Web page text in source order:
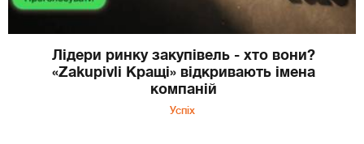
Лідери ринку закупівель - хто вони?
«Zakupivli Кращі» відкривають імена
компаній
Успіх